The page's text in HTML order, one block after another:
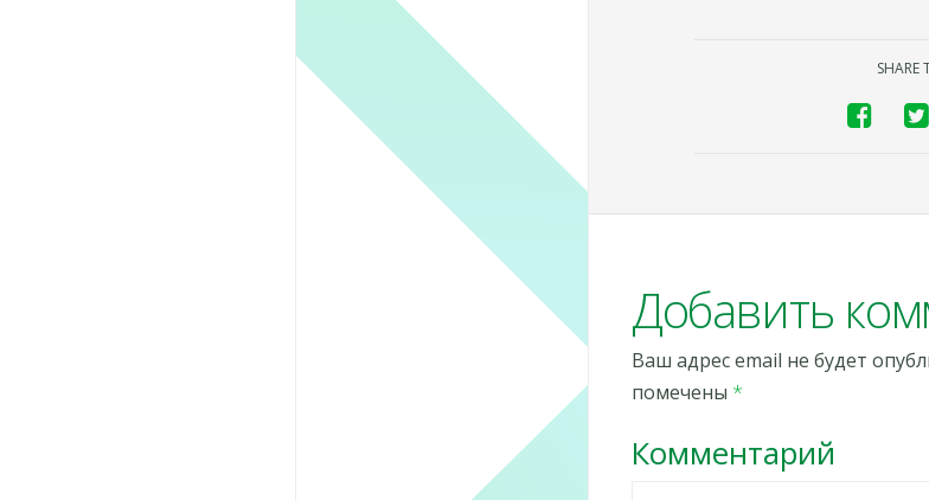
SHARE
Добавить
Ваш адрес email не будет
помечены *
Комментарий